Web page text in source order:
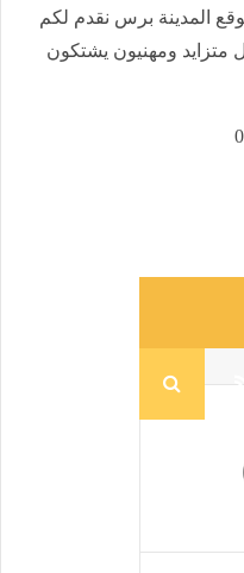
المدينة برس نقدم لكم
متزايد ومهنيون يشتكون
0